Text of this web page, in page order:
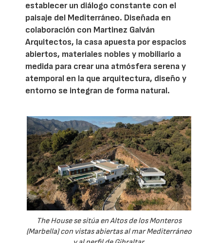
establecer un diálogo constante con el
paisaje del Mediterráneo. Diseñada en
colaboración con Martinez Galván
Arquitectos, la casa apuesta por espacios
abiertos, materiales nobles y mobiliario a
medida para crear una atmósfera serena y
atemporal en la que arquitectura, diseño y
entorno se integran de forma natural.
The House se sitúa en Altos de los Monteros
(Marbella) con vistas abiertas al mar Mediterráneo